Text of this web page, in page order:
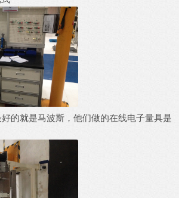
的就是马波斯，他们做的在线电子量具是